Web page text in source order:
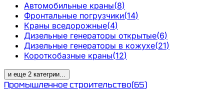
Автомобильные краны(8)
Фронтальные погрузчики(14)
Краны вседорожные(4)
Дизельные генераторы открытые(6)
Дизельные генераторы в кожухе(21)
Короткобазные краны(12)
и еще 2 категрии...
Промышленное строительство(65)